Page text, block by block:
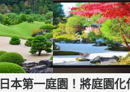
本第一庭園！將庭園化